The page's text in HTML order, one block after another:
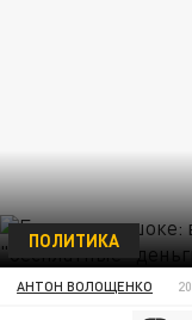
ПОЛИТИКА
АНТОН ВОЛОЩЕНКО